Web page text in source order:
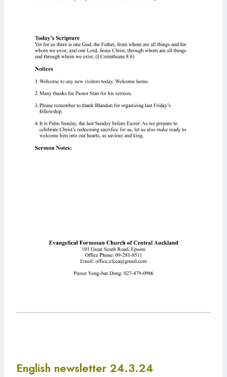
English newsletter 24.3.24